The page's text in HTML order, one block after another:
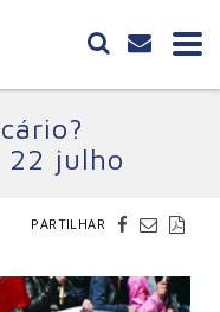
22 julho
PARTILHAR